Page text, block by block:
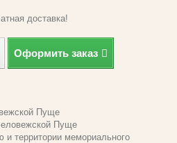
доставка!
Оформить заказ
Пуще
Пуще
и территории мемориального